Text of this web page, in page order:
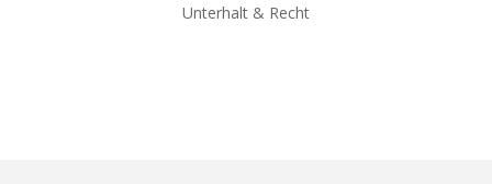
Unterhalt & Recht